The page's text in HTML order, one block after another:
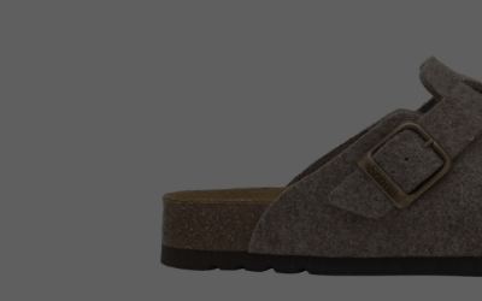
Voet- en schoenverzorging
Outlet
Cadeaubon